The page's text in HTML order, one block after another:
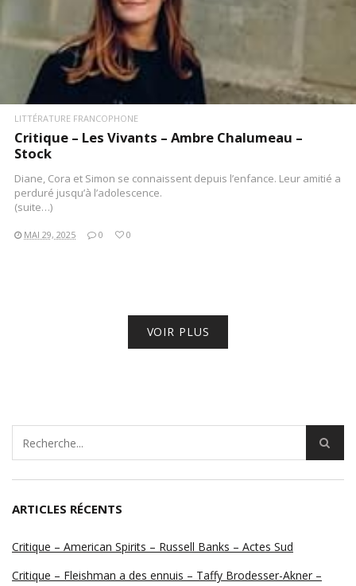
LITTÉRATURE FRANCOPHONE
Critique – Les Vivants – Ambre Chalumeau –
Stock
Diane, Cora et Simon se connaissent depuis l’enfance. Leur amitié a
perduré jusqu’à l’adolescence.
(suite…)
MAI 29, 2025 0 0
VOIR PLUS
ARTICLES RÉCENTS
Critique – American Spirits – Russell Banks – Actes Sud
Critique – Fleishman a des ennuis – Taffy Brodesser-Akner –